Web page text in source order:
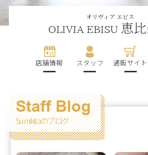
オリヴィア エビス
OLIVIA EBISU 恵
店舗情報 スタッフ 通販サイト
Staff Blog
Sumikitaのブログ